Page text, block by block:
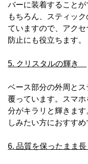
バーに装着すること
もちろん、スティッ
ていますので、アク
防止にも役立ちます。
5. クリスタルの輝き
ベース部分の外周と
覆っています。スマ
分がキラリと輝きま
しみたい方におすすめ
6. 品質を保ったまま